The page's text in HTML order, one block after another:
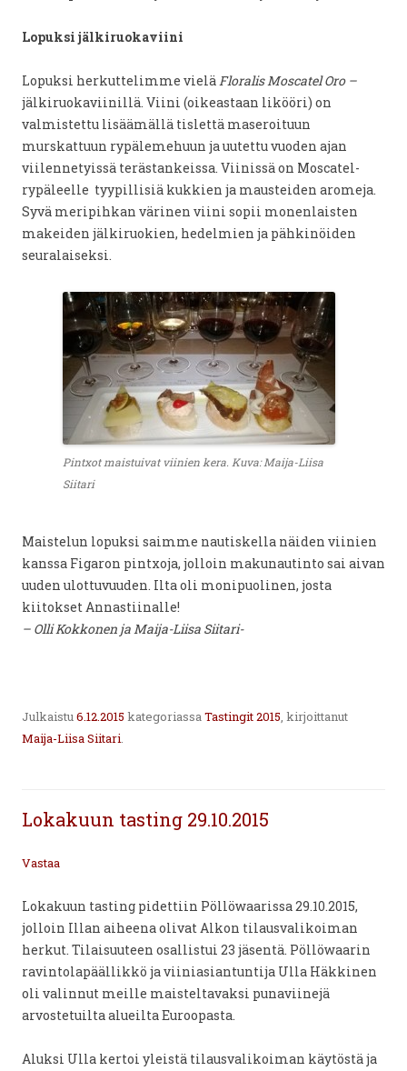
Lopuksi jälkiruokaviini
Lopuksi herkuttelimme vieläFloralis Moscatel Oro –
jälkiruokaviinillä. Viini (oikeastaan likööri) on
valmistettu lisäämällä tislettä maseroituun
murskattuun rypälemehuun ja uutettu vuoden ajan
viilennetyissä terästankeissa. Viinissä on Moscatel-
rypäleelle tyypillisiä kukkien ja mausteiden aromeja.
Syvä meripihkan värinen viini sopii monenlaisten
makeiden jälkiruokien, hedelmien ja pähkinöiden
seuralaiseksi.
Pintxot maistuivat viinien kera. Kuva: Maija-Liisa
Siitari
Maistelun lopuksi saimme nautiskella näiden viinien
kanssa Figaron pintxoja, jolloin makunautinto sai aivan
uuden ulottuvuuden. Ilta oli monipuolinen, josta
kiitokset Annastiinalle!
– Olli Kokkonen ja Maija-Liisa Siitari-
Julkaistu6.12.2015 kategoriassaTastingit 2015, kirjoittanut
Maija-Liisa Siitari.
Lokakuun tasting 29.10.2015
Vastaa
Lokakuun tasting pidettiin Pöllöwaarissa 29.10.2015,
jolloin Illan aiheena olivat Alkon tilausvalikoiman
herkut. Tilaisuuteen osallistui 23 jäsentä. Pöllöwaarin
ravintolapäällikkö ja viiniasiantuntija Ulla Häkkinen
oli valinnut meille maisteltavaksi punaviinejä
arvostetuilta alueilta Euroopasta.
Aluksi Ulla kertoi yleistä tilausvalikoiman käytöstä ja